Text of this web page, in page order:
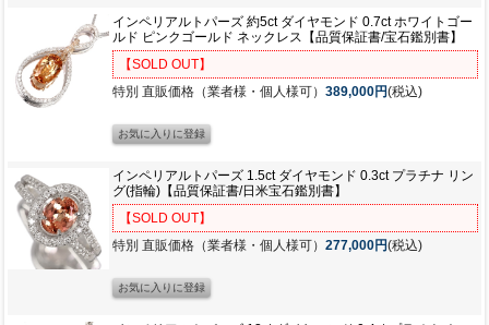
インペリアルトパーズ 約5ct ダイヤモンド 0.7ct ホワイトゴー
ルド ピンクゴールド ネックレス【品質保証書/宝石鑑別書】
【SOLD OUT】
特別 直販価格（業者様・個人様可） 389,000円(税込)
インペリアルトパーズ 1.5ct ダイヤモンド 0.3ct プラチナ リン
グ(指輪)【品質保証書/日米宝石鑑別書】
【SOLD OUT】
特別 直販価格（業者様・個人様可） 277,000円(税込)